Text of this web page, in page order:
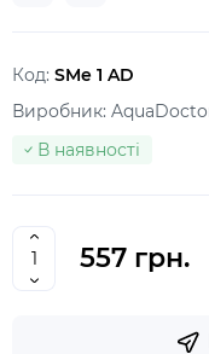
Код: SMe 1 AD
Виробник:
В наявності
557 грн.